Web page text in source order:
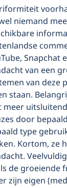
niemand
van een
van deze
staan.
meer
door
type
Kortom, ze
de groeiende
zijn eigen